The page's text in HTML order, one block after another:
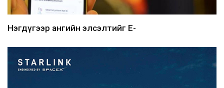
Нэгдүгээр ангийн элсэлтийг E-